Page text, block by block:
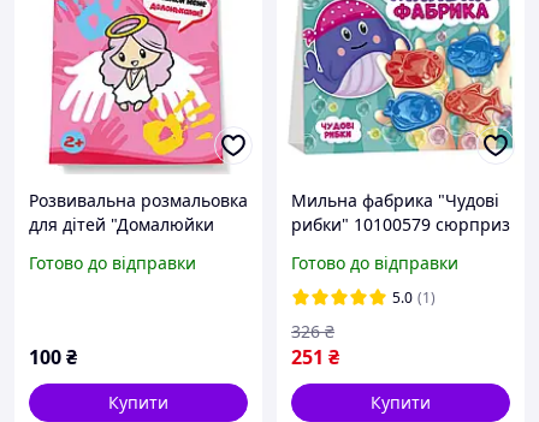
Розвивальна розмальовка
для дітей "Домалюйки
Готово до відправки
100₴
Купити
Мильна фабрика "Чудові
рибки" 10100579 сюрприз
Готово до відправки
5.0 (1)
251 ₴
326 ₴
Купити